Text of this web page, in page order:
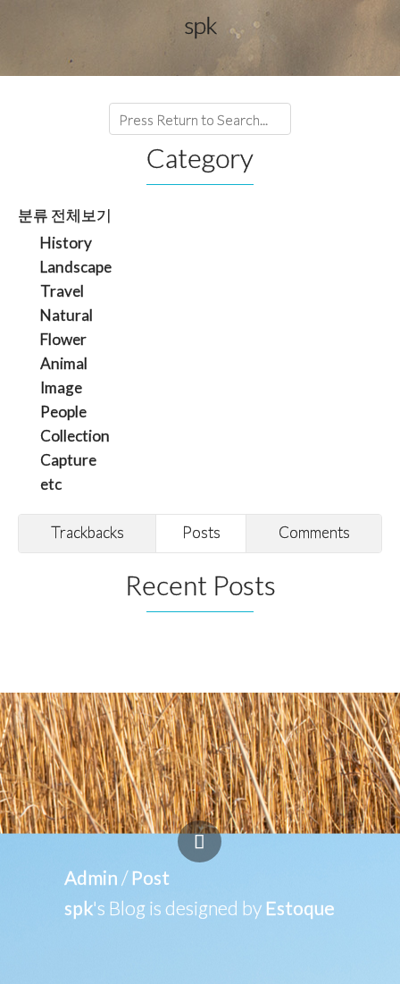
spk
Category
분류 전체보기
History
Landscape
Travel
Natural
Flower
Animal
Image
People
Collection
Capture
etc
Trackbacks Posts Comments
Recent Posts
Admin /Post
spk's Blog is designed by Estoque